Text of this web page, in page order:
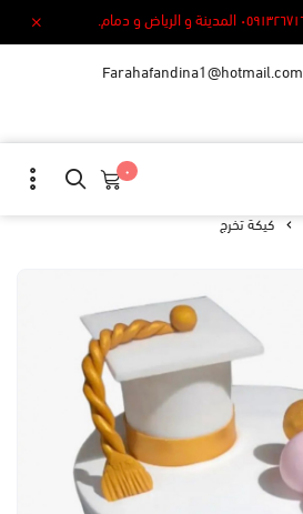
Farahafandina1@hotmail.com
٠
كيكة تخرج